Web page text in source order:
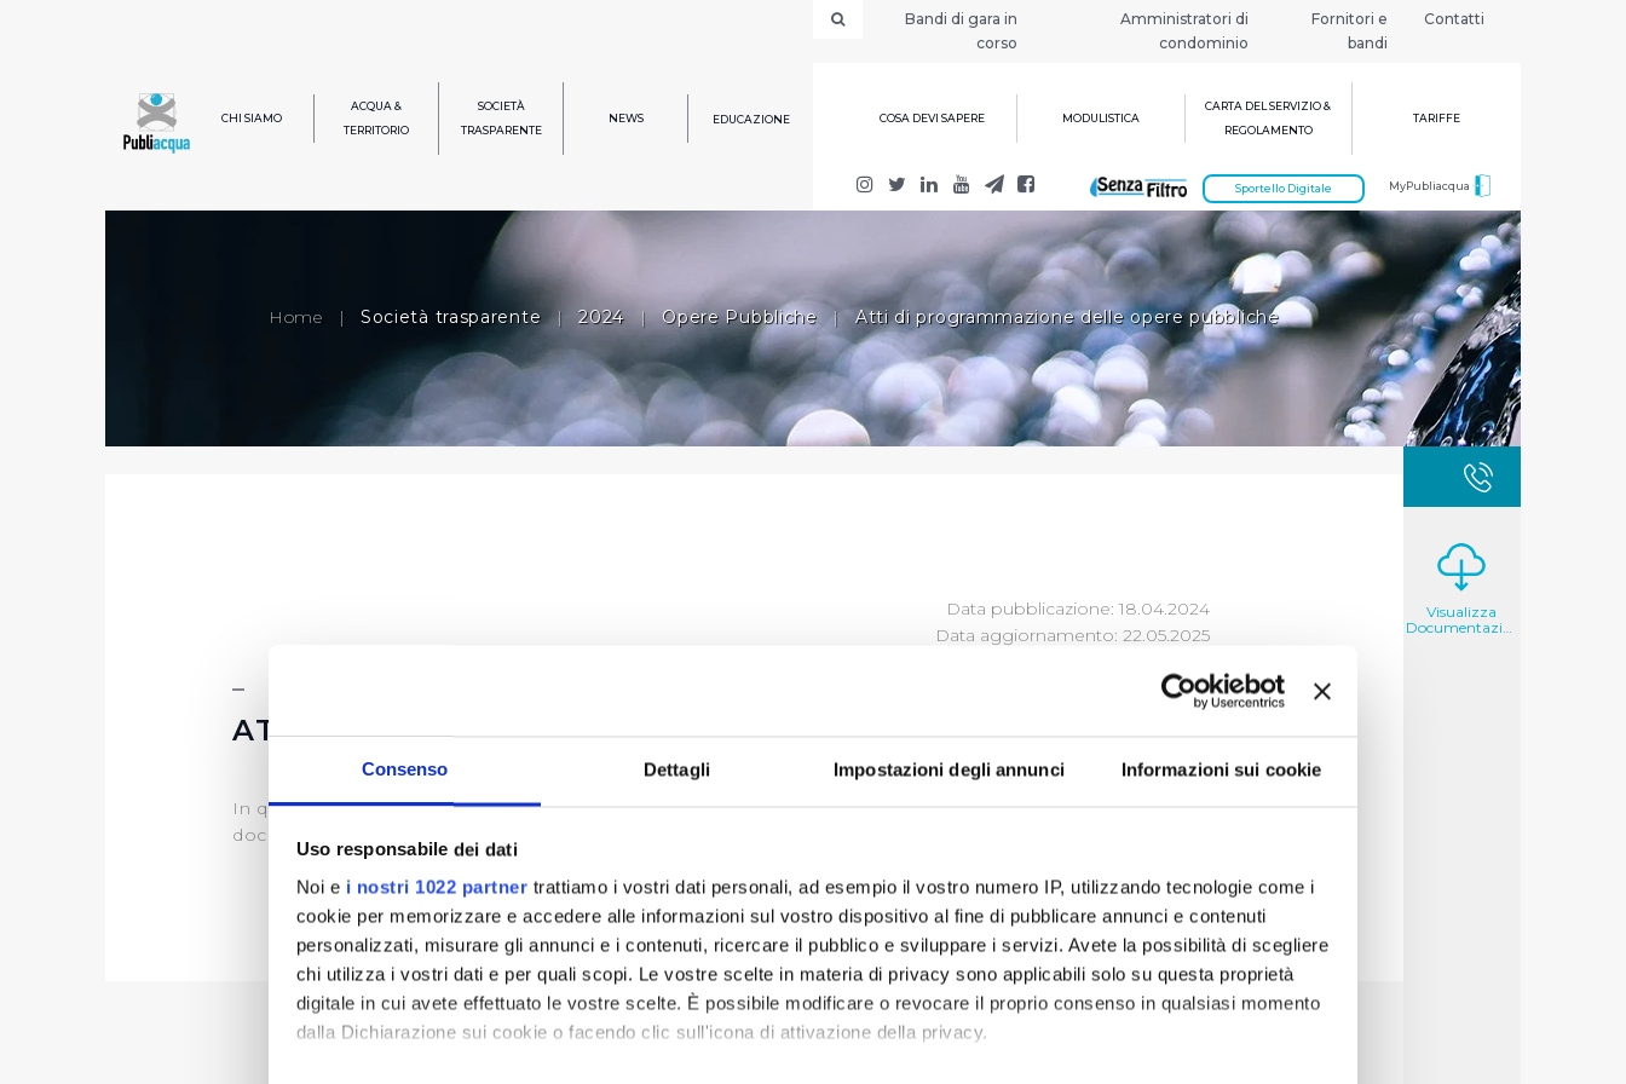
Consenso Dettagli Impostazioni degli annunci Informazioni sui cookie
Uso responsabile dei dati
Noi e i nostri 1022 partner trattiamo i vostri dati personali, ad esempio il vostro numero IP, utilizzando tecnologie come i
cookie per memorizzare e accedere alle informazioni sul vostro dispositivo al fine di pubblicare annunci e contenuti
personalizzati, misurare gli annunci e i contenuti, ricercare il pubblico e sviluppare i servizi. Avete la possibilità di scegliere
chi utilizza i vostri dati e per quali scopi. Le vostre scelte in materia di privacy sono applicabili solo su questa proprietà
digitale in cui avete effettuato le vostre scelte. È possibile modificare o revocare il proprio consenso in qualsiasi momento
dalla Dichiarazione sui cookie o facendo clic sull'icona di attivazione della privacy.
Bandi di gara in
corso
Amministratori di
condominio
Fornitori e
bandi
Contatti
CHI SIAMO
ACQUA &
TERRITORIO
SOCIETÀ
TRASPARENTE
NEWS EDUCAZIONE COSA DEVI SAPERE MODULISTICA
CARTA DEL SERVIZIO &
REGOLAMENTO
TARIFFE
MyPubliacqua
Sportello Digitale
Home | Società trasparente | 2024 | Opere Pubbliche | Atti di programmazione delle opere pubbliche
Data pubblicazione: 18.04.2024
Data aggiornamento: 22.05.2025
ATTI DI PROGRAMMAZIONE DELLE OPERE PUBBLICHE
In questa sezione puoi trovare ilprogramma degli interventi di Publiacqua 2020 - 2024
documentazione) e il
Visualizza
Documentazione